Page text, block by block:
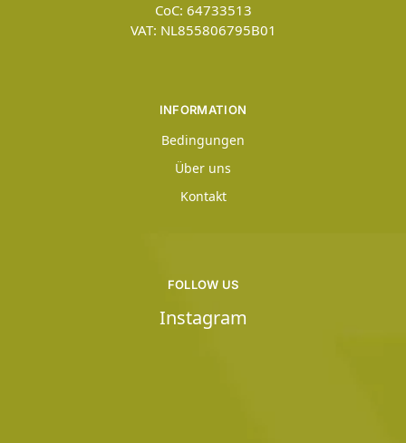
CoC: 64733513
VAT: NL855806795B01
INFORMATION
Bedingungen
Über uns
Kontakt
FOLLOW US
Instagram